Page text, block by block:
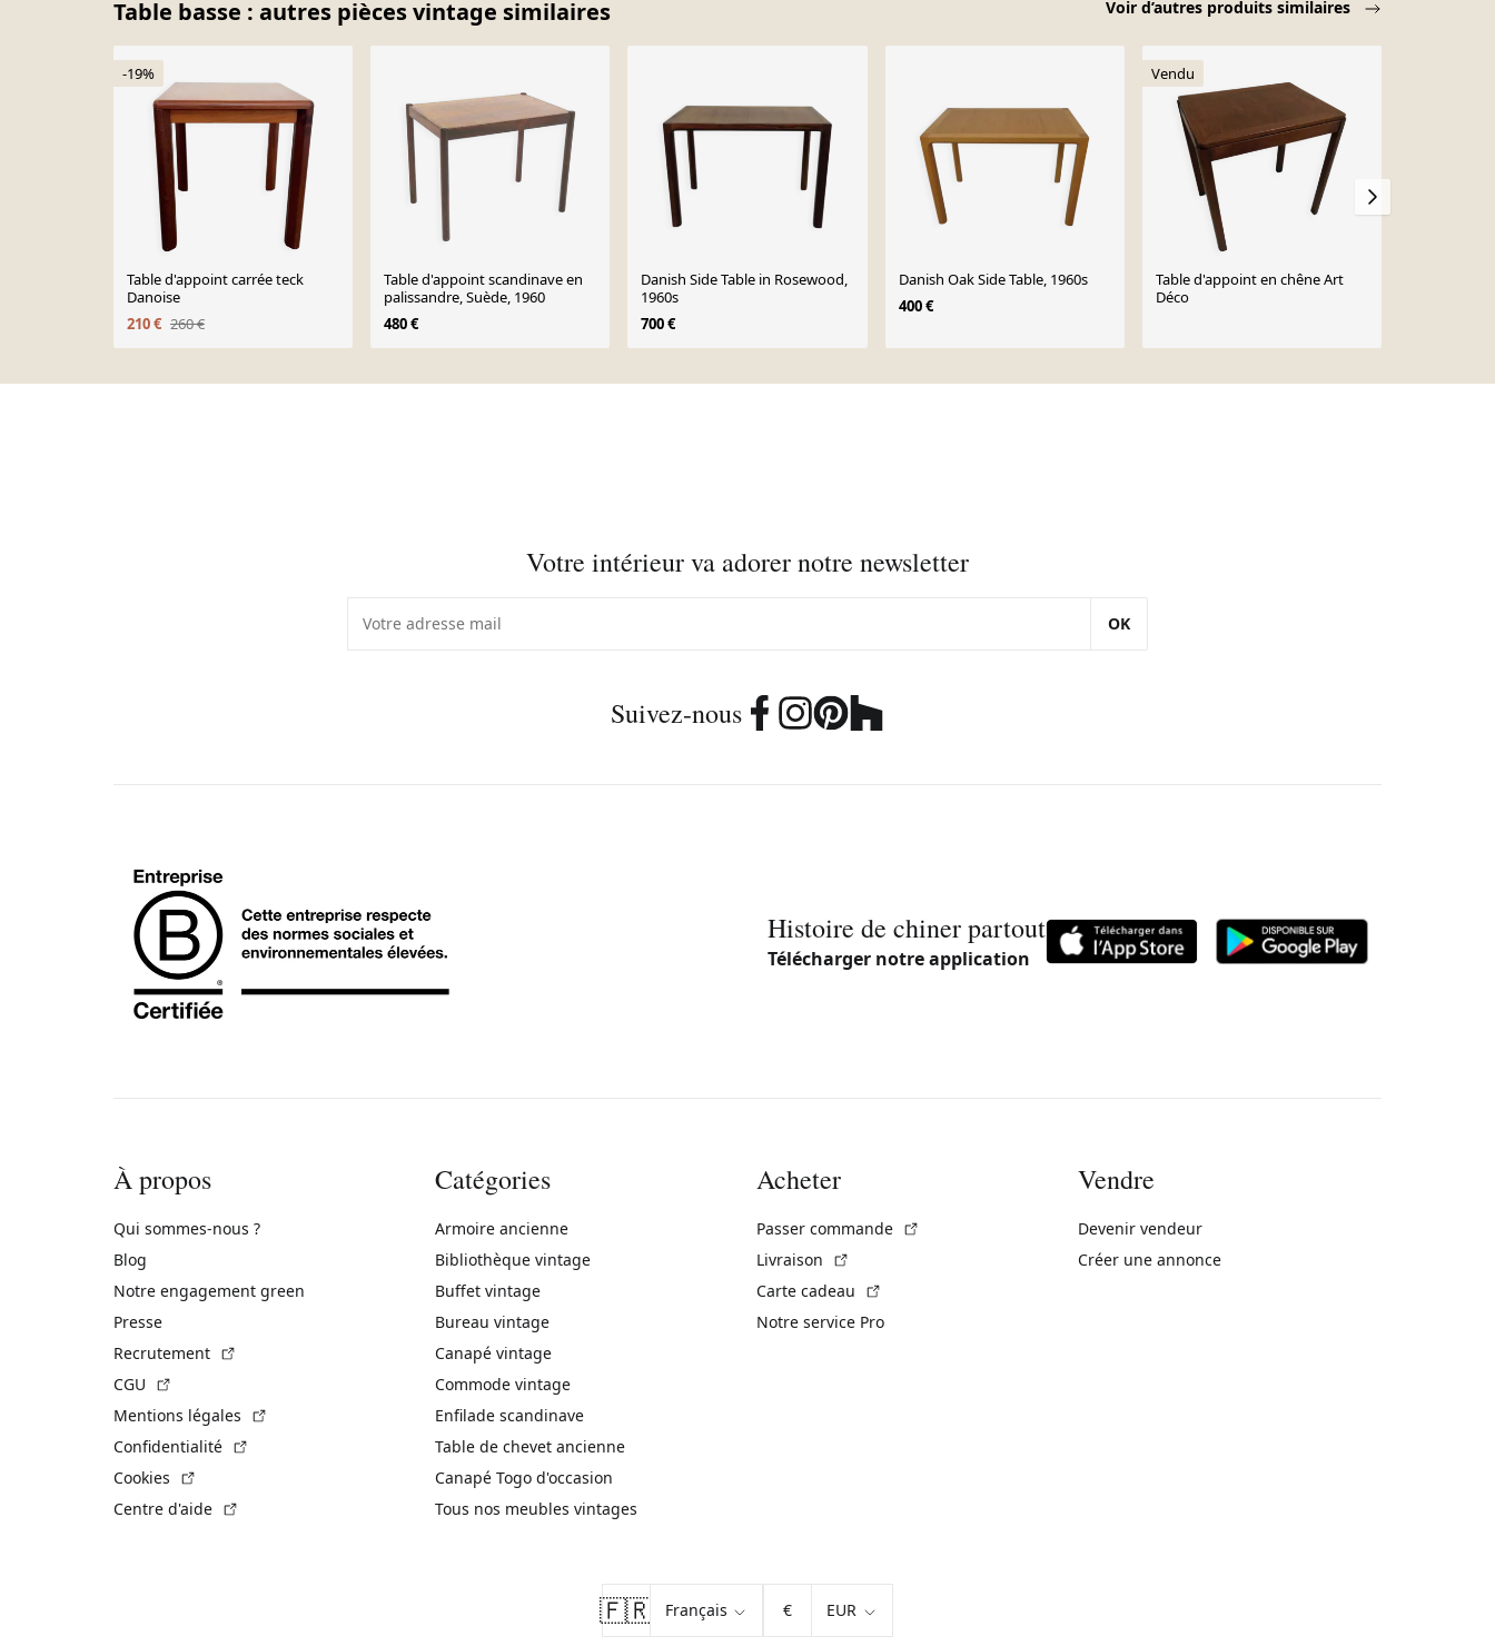
Table basse : autres pièces vintage similaires Voir d’autres produits similaires
-19%
Table d'appoint carrée teck
Danoise
210 € 260 €
Table d'appoint scandinave en
palissandre, Suède, 1960
480 €
Danish Side Table in Rosewood,
1960s
700 €
Danish Oak Side Table, 1960s
400 €
Vendu
Table d'appoint en chêne Art
Déco
Votre intérieur va adorer notre newsletter
OK
Suivez-nous
Histoire de chiner partout
Télécharger notre application
À propos
Qui sommes-nous ?
Blog
Notre engagement green
Presse
Recrutement
CGU
Mentions légales
Confidentialité
Cookies
Centre d'aide
Catégories
Armoire ancienne
Bibliothèque vintage
Buffet vintage
Bureau vintage
Canapé vintage
Commode vintage
Enfilade scandinave
Table de chevet ancienne
Canapé Togo d'occasion
Tous nos meubles vintages
Acheter
Passer commande
Livraison
Carte cadeau
Notre service Pro
Vendre
Devenir vendeur
Créer une annonce
🇫🇷 €